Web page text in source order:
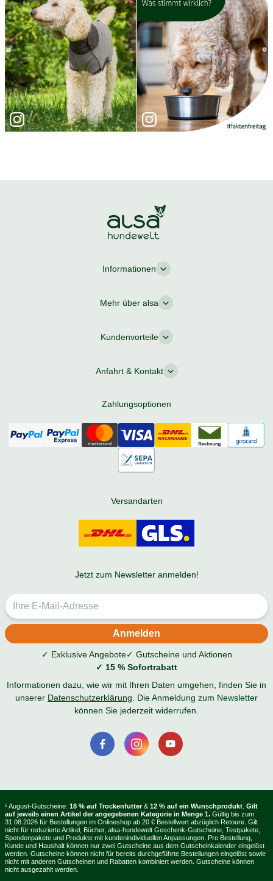
Informationen
Mehr über alsa
Kundenvorteile
Anfahrt & Kontakt
Zahlungsoptionen
Versandarten
Jetzt zum Newsletter anmelden!
✓ Exklusive Angebote✓ Gutscheine und Aktionen
✓ 15 % Sofortrabatt
Informationen dazu, wie wir mit Ihren Daten umgehen, finden Sie in
unserer Datenschutzerklärung . Die Anmeldung zum Newsletter
können Sie jederzeit widerrufen.
¹ August-Gutscheine: 18 % auf Trockenfutter & 12 % auf ein Wunschprodukt Gilt
auf jeweils einen Artikel der angegebenen Kategorie in Menge 1. Gültig bis zum
31.08.2026 für Bestellungen im Onlineshop ab 20 € Bestellwert abzüglich Retoure. Gilt
nicht für reduzierte Artikel, Bücher, alsa-hundewelt Geschenk-Gutscheine, Testpakete,
Spendenpakete und Produkte mit kundenindividuellen Anpassungen. Pro Bestellung,
Kunde und Haushalt können nur zwei Gutscheine aus dem Gutscheinkalender eingelöst
werden. Gutscheine können nicht für bereits durchgeführte Bestellungen eingelöst sowie
nicht mit anderen Gutscheinen und Rabatten kombiniert werden. Gutscheine können
nicht ausgezahlt werden.